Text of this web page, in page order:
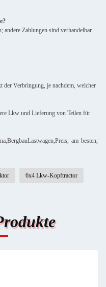
Zahlungen sind verhandelbar.
der Verbringung, je nachdem, welcher
Lkw und Lieferung von Teilen für
Lastwagen,Preis, am besten,
6x4 Lkw-Kopftractor